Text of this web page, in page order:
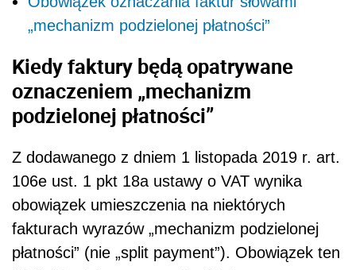
„mechanizm podzielonej płatności”
Kiedy faktury będą opatrywane
oznaczeniem „mechanizm
podzielonej płatności”
Z dodawanego z dniem 1 listopada 2019 r. art.
106e ust. 1 pkt 18a ustawy o VAT wynika
obowiązek umieszczenia na niektórych
fakturach wyrazów „mechanizm podzielonej
płatności” (nie „split payment”). Obowiązek ten